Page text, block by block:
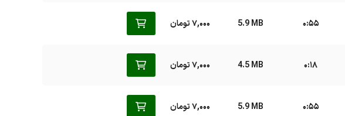
0:55
5.9 MB 7,000 تومان
0:18
4.5 MB 7,000 تومان
0:55
5.9 MB 7,000 تومان